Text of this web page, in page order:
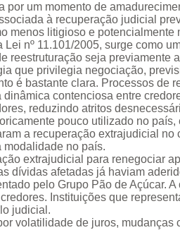
por um momento de
à recuperação judicial
menos litigioso e
nº 11.101/2005, surge como
reestruturação seja
que privilegia negociação,
é bastante clara. Processos
contenciosa entre
reduzindo atritos
pouco utilizado no
a recuperação extrajudicial
modalidade no país.
extrajudicial para renegociar
dívidas afetadas já haviam
pelo Grupo Pão de Açúcar.
Instituições que
judicial.
volatilidade de juros,